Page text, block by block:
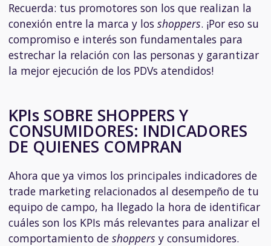
Recuerda: tus promotores son los que realizan la
conexión entre la marca y los shoppers. ¡Por eso su
compromiso e interés son fundamentales para
estrechar la relación con las personas y garantizar
la mejor ejecución de los PDVs atendidos!
KPIs SOBRE SHOPPERS Y
CONSUMIDORES: INDICADORES
DE QUIENES COMPRAN
Ahora que ya vimos los principales indicadores de
trade marketing relacionados al desempeño de tu
equipo de campo, ha llegado la hora de identificar
cuáles son los KPIs más relevantes para analizar el
comportamiento de shoppers y consumidores.